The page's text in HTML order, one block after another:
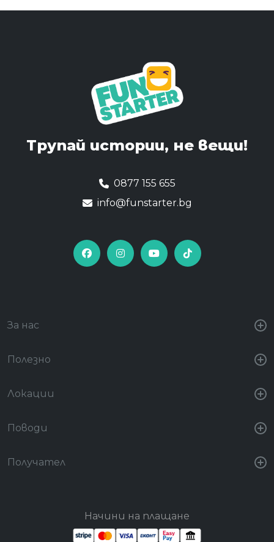
Трупай истории, не вещи!
0877 155 655
info@funstarter.bg
За нас
Полезно
Локации
Поводи
Получател
Начини на плащане